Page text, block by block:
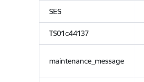
SES
TS01c44137
maintenance_message